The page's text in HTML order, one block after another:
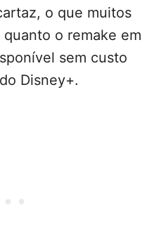
o que muitos
o remake em
sem custo
Disney+.